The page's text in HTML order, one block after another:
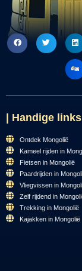
| Handige links
Ontdek Mongolië
Kameel rijden in
Fietsen in Mongolië
Paardrijden in
Vliegvissen in
Zelf rijdend in
Trekking in Mongolië
Kajakken in Mongolië